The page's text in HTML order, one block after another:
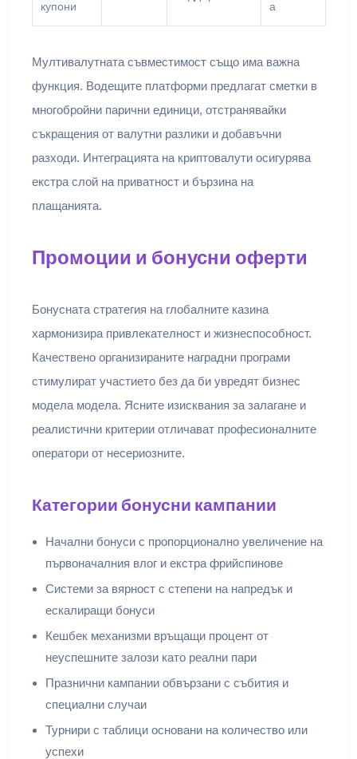
купони
а
Мултивалутната съвместимост също има важна
функция. Водещите платформи предлагат сметки в
многобройни парични единици, отстранявайки
съкращения от валутни разлики и добавъчни
разходи. Интеграцията на криптовалути осигурява
екстра слой на приватност и бързина на
плащанията.
Промоции и бонусни оферти
Бонусната стратегия на глобалните казина
хармонизира привлекателност и жизнеспособност.
Качествено организираните наградни програми
стимулират участието без да би увредят бизнес
модела модела. Ясните изисквания за залагане и
реалистични критерии отличават професионалните
оператори от несериозните.
Категории бонусни кампании
Начални бонуси с пропорционално увеличение на
първоначалния влог и екстра фрийспинове
Системи за вярност с степени на напредък и
ескалиращи бонуси
Кешбек механизми връщащи процент от
неуспешните залози като реални пари
Празнични кампании обвързани с събития и
специални случаи
Турнири с таблици основани на количество или
успехи